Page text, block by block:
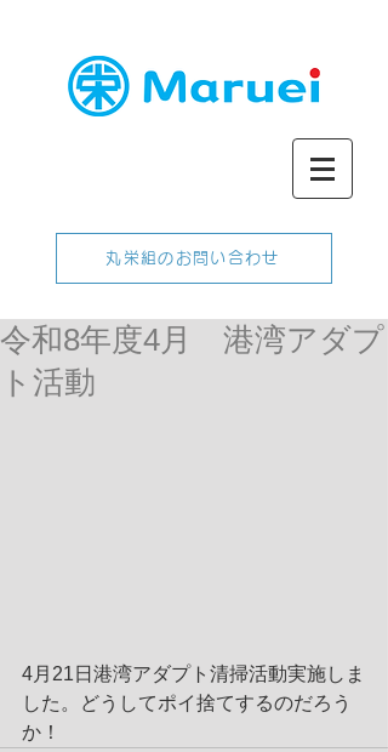
丸栄組のお問い合わせ
令和8年度4月 港湾アダプ
ト活動
4月21日港湾アダプト清掃活動実施しま
した。どうしてポイ捨てするのだろう
か！